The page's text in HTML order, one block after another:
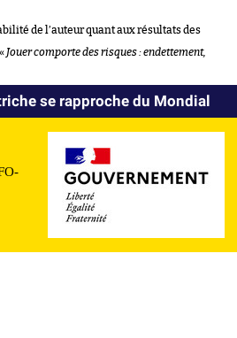
de l’auteur quant aux résultats des
Jouer comporte des risques : endettement,
se rapproche du Mondial